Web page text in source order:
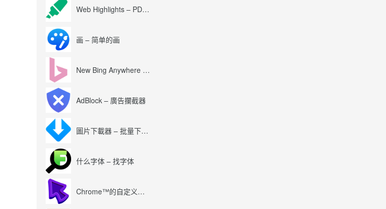
Web Highlights – PDF & Web Highlighter
画 – 简单的画
New Bing Anywhere (Bing Chat GPT-4)
AdBlock – 廣告攔截器
圖片下載器 – 批量下載圖片
什么字体 – 找字体
Chrome™的自定义光标